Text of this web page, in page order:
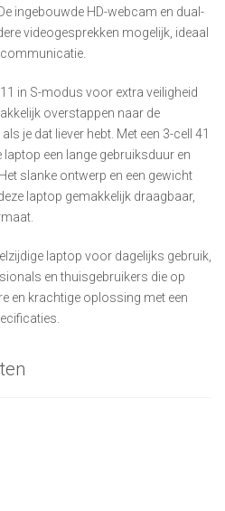
ingebouwde HD-webcam en dual-
videogesprekken mogelijk, ideaal
in S-modus voor extra veiligheid
overstappen naar de
je dat liever hebt. Met een 3-cell 41
een lange gebruiksduur en
slanke ontwerp en een gewicht
laptop gemakkelijk draagbaar,
laptop voor dagelijks gebruik,
en thuisgebruikers die op
en krachtige oplossing met een